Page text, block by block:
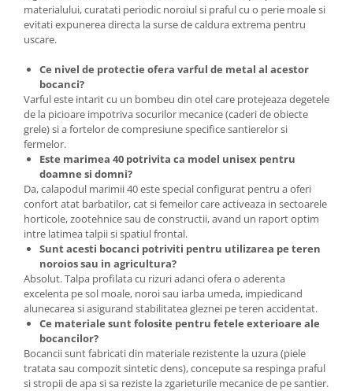
Plantator
Plasa de umbrire
Plase plante
Pompa de apa curata/murdara
Pompa de stropit
Raticide
Saci
Spray si intretinere
Vinificatie
Lichidare STOC
Produse Bricolaj
Acumulatori si Incarcatoare
Baros / Ciocan / Topor
Burghie
Cantare
Centuri/chingi
materialului, curatati periodic noroiul si praful cu o perie moale si
evitati expunerea directa la surse de caldura extrema pentru
uscare.
Ce nivel de protectie ofera varful de metal al acestor
bocanci?
Varful este intarit cu un bombeu din otel care protejeaza degetele
de la picioare impotriva socurilor mecanice (caderi de obiecte
grele) si a fortelor de compresiune specifice santierelor si
fermelor.
Este marimea 40 potrivita ca model unisex pentru
doamne si domni?
Da, calapodul marimii 40 este special configurat pentru a oferi
confort atat barbatilor, cat si femeilor care activeaza in sectoarele
horticole, zootehnice sau de constructii, avand un raport optim
intre latimea talpii si spatiul frontal.
Sunt acesti bocanci potriviti pentru utilizarea pe teren
noroios sau in agricultura?
Absolut. Talpa profilata cu rizuri adanci ofera o aderenta
excelenta pe sol moale, noroi sau iarba umeda, impiedicand
alunecarea si asigurand stabilitatea gleznei pe teren accidentat.
Ce materiale sunt folosite pentru fetele exterioare ale
bocancilor?
Bocancii sunt fabricati din materiale rezistente la uzura (piele
tratata sau compozit sintetic dens), concepute sa respinga praful
si stropii de apa si sa reziste la zgarieturile mecanice de pe santier.